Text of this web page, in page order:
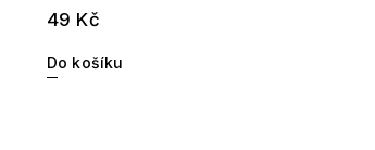
49 Kč
Do košíku